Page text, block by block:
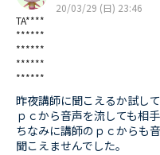
TA****
******
******
******
******
20/03/29 (日) 23:46
昨夜講師に聞こえるか試して
ｐｃから音声を流しても相
ちなみに講師のｐｃからも
聞こえませんでした。